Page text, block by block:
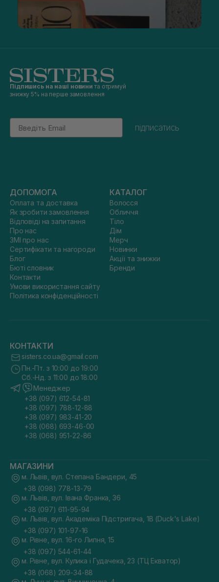
Підпишись на наші новини та отримуй
знижку 5% на перше замовлення
Email
підписатись
ДОПОМОГА
Оплата та доставка
Як зробити замовлення
Відповіді на запитання
Про нас
ЗМІ про нас
Сертифікати та нагороди
Блог
Бюті словник
Контакти
Умови використання сайту
Політика конфіденційності
КАТАЛОГ
Волосся
Обличчя
Тіло
Дім
Мерч
Новинки
Акції та знижки
Бренди
КОНТАКТИ
sisters.co.ua@gmail.com
Пн.-Пт. з 10:00 до 19:00
Сб.-Нд. з 11:00 до 18:00
Менеджер
+38 (097) 612-54-81
+38 (097) 788-12-88
+38 (097) 983-41-20
+38 (068) 693-46-00
+38 (068) 951-22-86
МАГАЗИНИ
м. Львів, вул. Степана Бандери, 45
+38 (098) 778-13-79
м. Львів, вул. Івана Франка, 36
+38 (097) 611-95-94
м. Львів, вул. Академіка Підстригача, 1В (Duck's Lake)
+38 (097) 101-97-16
м. Рівне, вул. 16-го Липня, 15
+38 (097) 544-61-44
м. Рівне, вул. Кулика і Гудачека, 23 (ТЦ Екватор)
+38 (068) 209-34-88